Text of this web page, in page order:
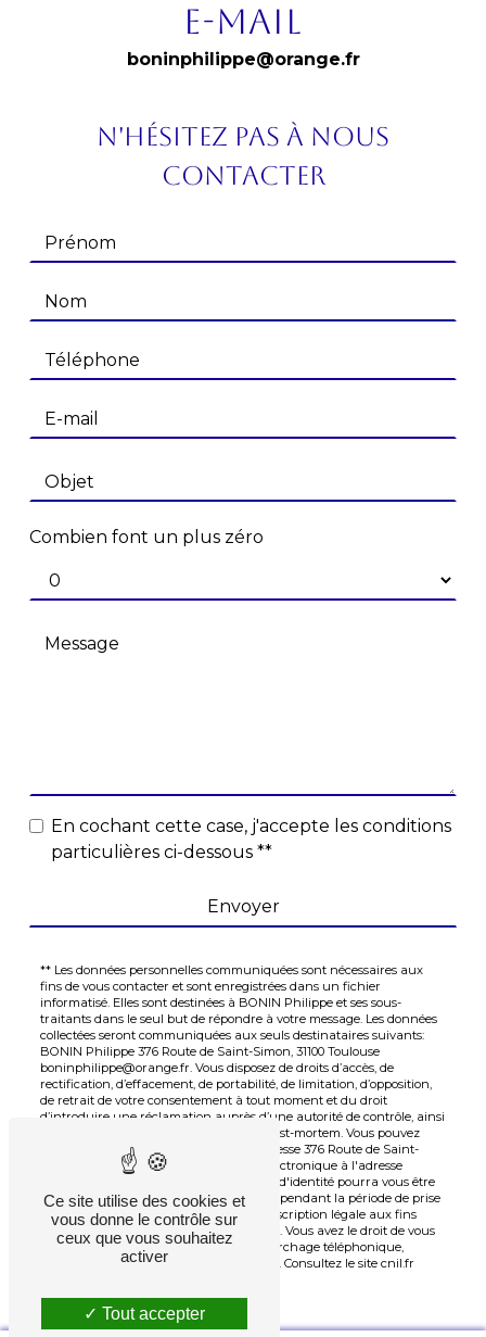
E-mail
boninphilippe@orange.fr
N'hésitez pas à nous
contacter
Combien font un plus zéro
En cochant cette case, j'accepte les conditions
particulières ci-dessous **
Envoyer
** Les données personnelles communiquées sont nécessaires aux
fins de vous contacter et sont enregistrées dans un fichier
informatisé. Elles sont destinées à BONIN Philippe et ses sous-
traitants dans le seul but de répondre à votre message. Les données
collectées seront communiquées aux seuls destinataires suivants:
BONIN Philippe 376 Route de Saint-Simon, 31100 Toulouse
boninphilippe@orange.fr. Vous disposez de droits d’accès, de
rectification, d’effacement, de portabilité, de limitation, d’opposition,
de retrait de votre consentement à tout moment et du droit
d’introduire une réclamation auprès d’une autorité de contrôle, ainsi
que d’organiser le sort de vos données post-mortem. Vous pouvez
exercer ces droits par voie postale à l'adresse 376 Route de Saint-
Simon, 31100 Toulouse ou par courrier électronique à l'adresse
boninphilippe@orange.fr. Un justificatif d'identité pourra vous être
demandé. Nous conservons vos données pendant la période de prise
de contact puis pendant la durée de prescription légale aux fins
probatoires et de gestion des contentieux. Vous avez le droit de vous
inscrire sur la liste d'opposition au démarchage téléphonique,
disponible à cette adresse:
. Consultez le site cnil.fr
Ce site utilise des cookies et
vous donne le contrôle sur
ceux que vous souhaitez
activer
Tout accepter